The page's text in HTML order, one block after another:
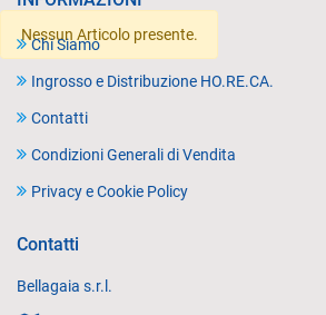
Nessun Articolo presente.
Chi Siamo
Ingrosso e Distribuzione HO.RE.CA.
Contatti
Condizioni Generali di Vendita
Privacy e Cookie Policy
Contatti
Bellagaia s.r.l.